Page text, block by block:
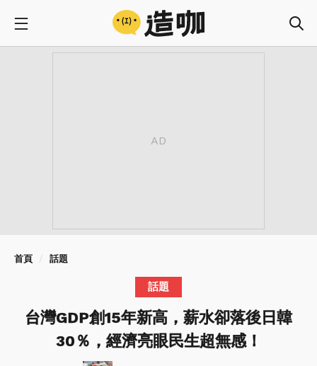
首頁 話題
話題
台灣GDP創15年新高，薪水卻落後日韓
30％，經濟亮眼民生超無感！